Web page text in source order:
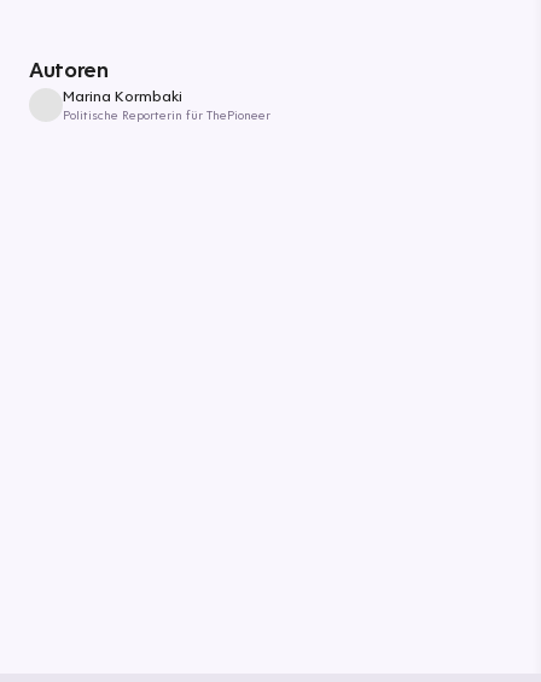
Autoren
Marina Kormbaki
Politische Reporterin für ThePioneer